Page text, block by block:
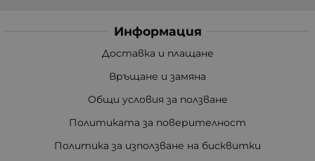
Информация
Доставка и плащане
Връщане и замяна
Общи условия за ползване
Политиката за поверителност
Политика за използване на бисквитки